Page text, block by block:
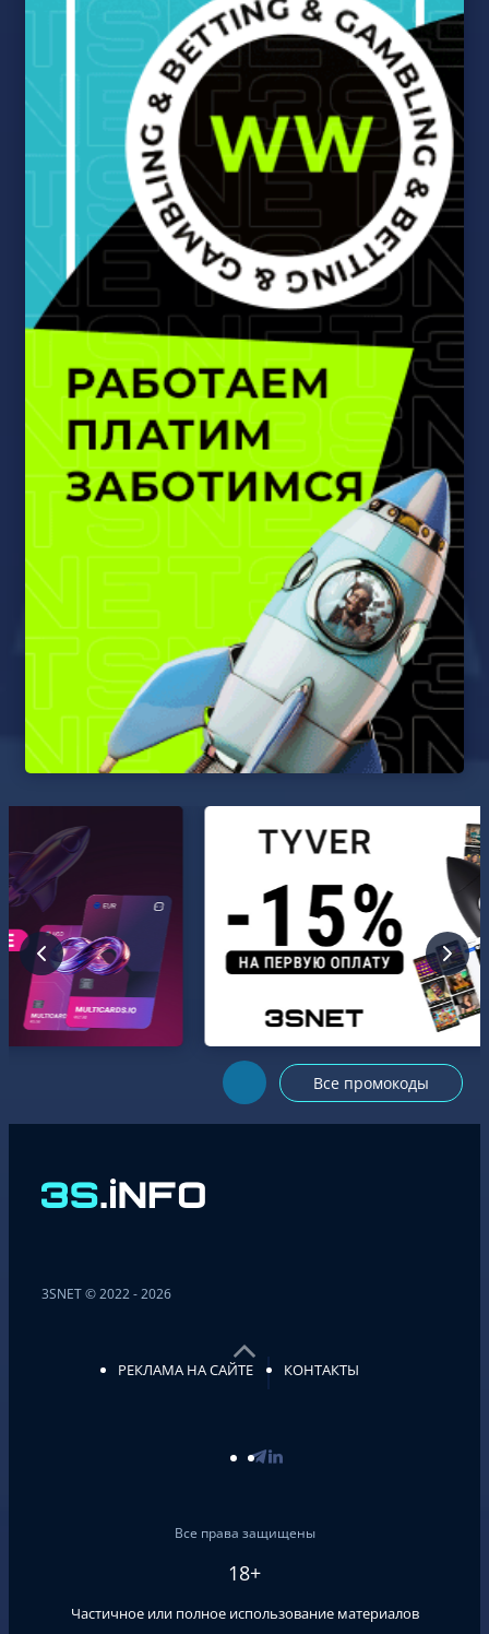
Все промокоды
3SNET © 2022 - 2026
РЕКЛАМА НА САЙТЕ КОНТАКТЫ
Все права защищены
18+
Частичное или полное использование материалов